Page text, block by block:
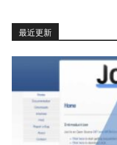
最近更新